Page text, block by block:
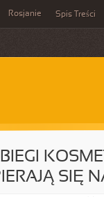
Rosjanie Spis Treści
SIĘ